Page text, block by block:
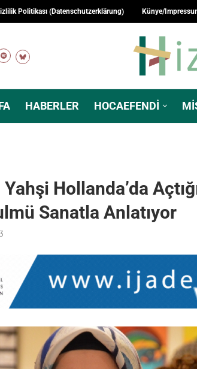
Politikası (Datenschutzerklärung) Künye/
HABERLER HOCAEFENDI
Hollanda’da
Sanatla Anlatıyor